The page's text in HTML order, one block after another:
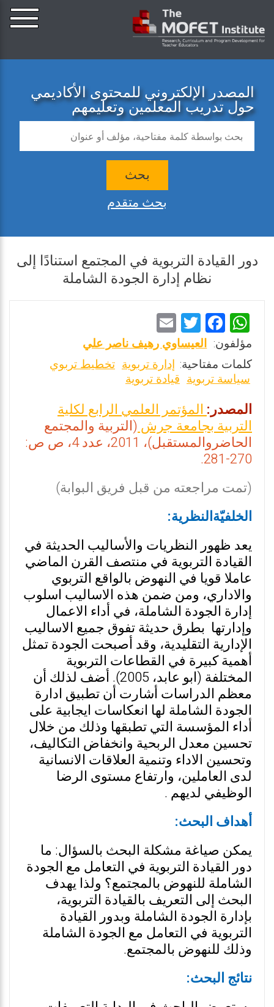
المصدر الإلكتروني للمحتوى الأكاديمي
حول تدريب المعلمين وتعليمهم
بحث
بحث متقدم
دور القيادة التربوية في المجتمع استنادًا إلى
نظام إدارة الجودة الشاملة
W
h
at
s
A
p
p
F
a
ce
b
o
o
k
T
wi
tt
er
m
ai
l
مؤلفون: العيساوي رهيف ناصر علي
كلمات مفتاحية: إدارة تربوية تخطيط تربوي
سياسة تربوية قيادة تربوية
المصدر:المؤتمر العلمي الرابع لكلية
التربية بجامعة جرش(التربية والمجتمع
الحاضروالمستقبل)، 2011، عدد 4، ص ص:
270-281.
(تمت مراجعته من قبل فريق البوابة)
الخلفيّةالنظرية:
يعد ظهور النظريات والأساليب الحديثة في
القيادة التربوية في منتصف القرن الماضي
عاملا قويا في النهوض بالواقع التربوي
والاداري، ومن ضمن هذه الاساليب اسلوب
إدارة الجودة الشاملة، في أداء الاعمال
وإدارتها بطرق حديثة تفوق جميع الاساليب
الإدارية التقليدية، وقد أصبحت الجودة تمثل
أهمية كبيرة في القطاعات التربوية
المختلفة (ابو عابد، 2005). أضف لذلك أن
معظم الدراسات أشارت أن تطبيق ادارة
الجودة الشاملة لها انعكاسات ايجابية على
أداء المؤسسة التي تطبقها وذلك من خلال
تحسين معدل الربحية وانخفاض التكاليف،
وتحسين الاداء وتنمية العلاقات الانسانية
لدى العاملين، وارتفاع مستوى الرضا
الوظيفي لديهم .
أهداف البحث:
يمكن صياغة مشكلة البحث بالسؤال: ما
دور القيادة التربوية في التعامل مع الجودة
الشاملة للنهوض بالمجتمع؟ ولذا يهدف
البحث إلى التعريف بالقيادة التربوية،
بإدارة الجودة الشاملة وبدور القيادة
التربوية في التعامل مع الجودة الشاملة
وذلك للنهوض بالمجتمع.
نتائج البحث: